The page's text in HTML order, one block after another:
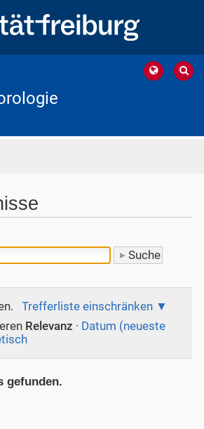
Trefferliste einschränken
Relevanz · Datum (neueste
gefunden.